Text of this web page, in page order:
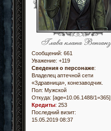
Сообщений: 661
Уважение: +119
Сведения о персонаже:
Владелец аптечной сети
«Здравница», конезаводчик.
Пол: Мужской
Откуда: [age=10.06.1488/1=365]
Кредиты: 253
Последний визит:
15.05.2019 08:37